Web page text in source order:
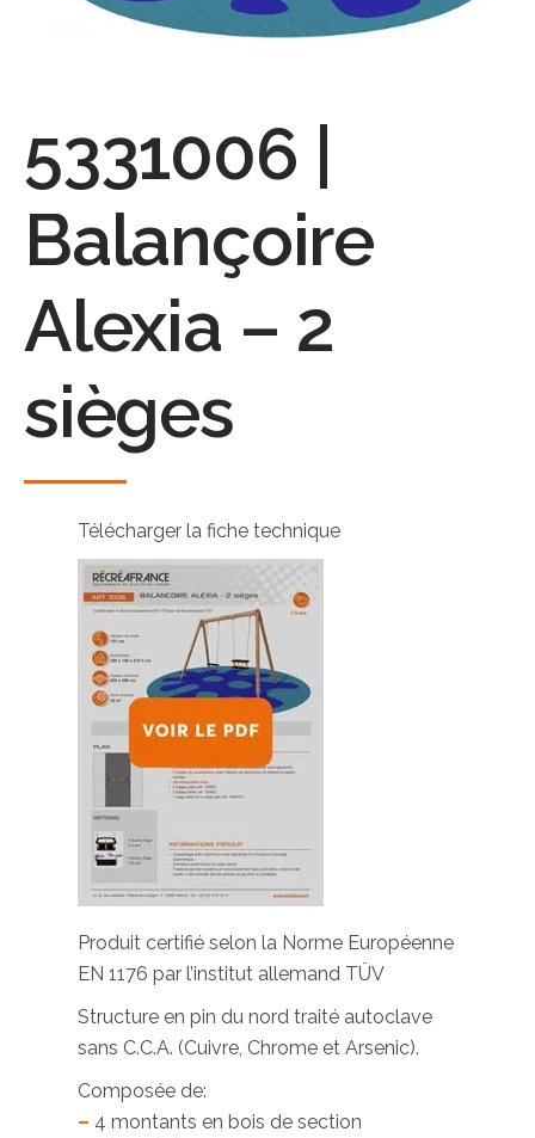
5331006 |
Balançoire
Alexia – 2
sièges
Télécharger la fiche technique
Produit certifié selon la Norme Européenne
EN 1176 par l’institut allemand TÜV
Structure en pin du nord traité autoclave
sans C.C.A. (Cuivre, Chrome et Arsenic).
Composée de:
– 4 montants en bois de section